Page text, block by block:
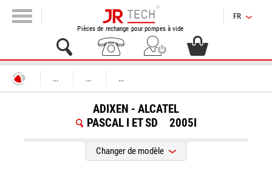
Pièces de rechange pour pompes à vide
FR
... ... ...
ADIXEN - ALCATEL
PASCAL I ET SD
2005I
Changer de modèle